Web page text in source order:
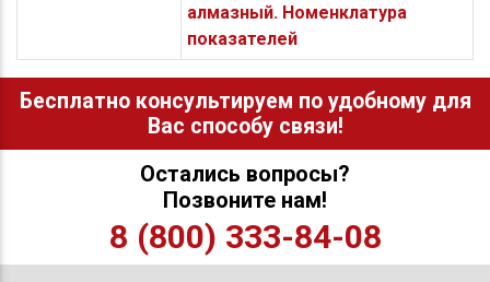
алмазный. Номенклатура
показателей
Бесплатно консультируем по удобному для
Вас способу связи!
Остались вопросы?
Позвоните нам!
8 (800) 333-84-08